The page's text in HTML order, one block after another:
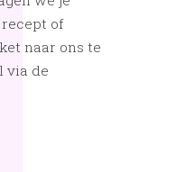
of
naar ons te
via de